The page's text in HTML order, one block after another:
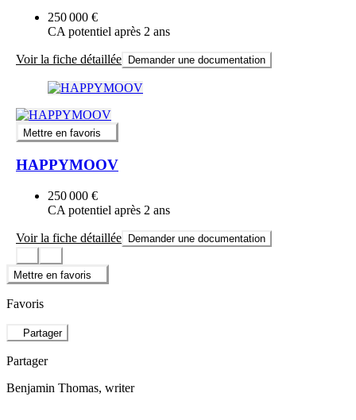
250 000 €
CA potentiel après 2 ans
Voir la fiche détaillée Demander une documentation
Mettre en favoris
HAPPYMOOV
250 000 €
CA potentiel après 2 ans
Voir la fiche détaillée Demander une documentation
Mettre en favoris
Favoris
Partager
Partager
Benjamin Thomas, writer